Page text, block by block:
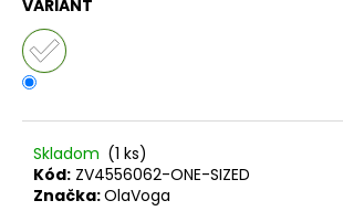
VARIANT
Skladom (1 ks)
Kód: ZV4556062-ONE-SIZED
Značka:OlaVoga
a
m
e
OLAVOGA
BODY
AKOPI
ČIERNA